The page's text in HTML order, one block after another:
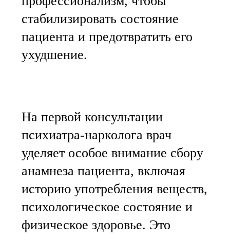
стабилизировать состояние
пациента и предотвратить его
ухудшение.
На первой консультации
психиатра-нарколога врач
уделяет особое внимание сбору
анамнеза пациента, включая
историю употребления веществ,
психологическое состояние и
физическое здоровье. Это